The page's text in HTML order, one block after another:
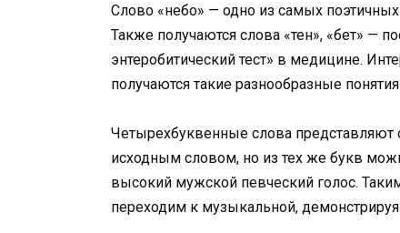
Слово «небо» — одно из самых
Также получаются слова «тен», «бет» —
энтеробитический тест» в медицине.
получаются такие разнообразные
Четырехбуквенные слова представляют
исходным словом, но из тех же букв
высокий мужской певческий голос.
переходим к музыкальной, демонстрируя